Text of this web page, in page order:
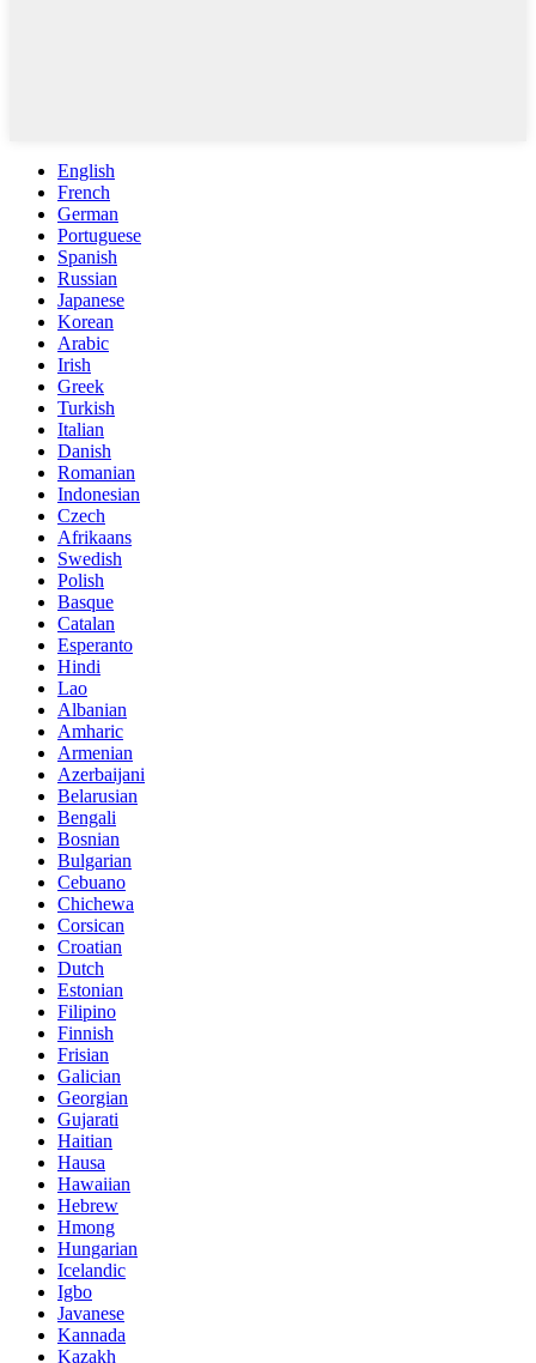
English
French
German
Portuguese
Spanish
Russian
Japanese
Korean
Arabic
Irish
Greek
Turkish
Italian
Danish
Romanian
Indonesian
Czech
Afrikaans
Swedish
Polish
Basque
Catalan
Esperanto
Hindi
Lao
Albanian
Amharic
Armenian
Azerbaijani
Belarusian
Bengali
Bosnian
Bulgarian
Cebuano
Chichewa
Corsican
Croatian
Dutch
Estonian
Filipino
Finnish
Frisian
Galician
Georgian
Gujarati
Haitian
Hausa
Hawaiian
Hebrew
Hmong
Hungarian
Icelandic
Igbo
Javanese
Kannada
Kazakh